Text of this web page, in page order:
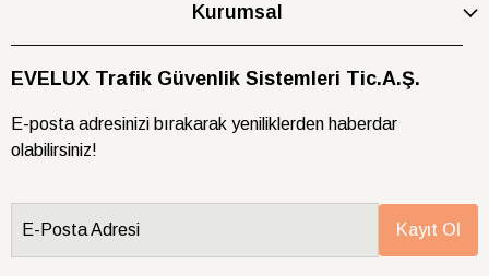
Kurumsal
EVELUX Trafik Güvenlik Sistemleri Tic.A.Ş.
E-posta adresinizi bırakarak yeniliklerden haberdar
olabilirsiniz!
E-Posta Adresi Kayıt Ol